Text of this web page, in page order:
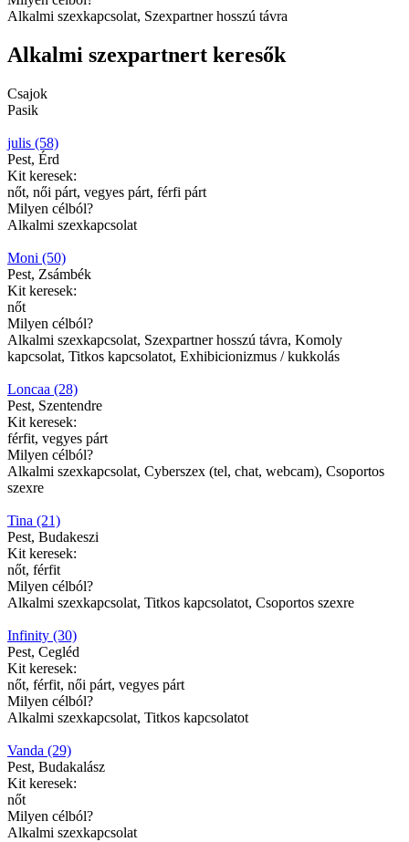
Alkalmi szexkapcsolat, Szexpartner hosszú távra
Alkalmi szexpartnert keresők
Csajok
Pasik
julis (58)
Pest, Érd
Kit keresek:
nőt, női párt, vegyes párt, férfi párt
Milyen célból?
Alkalmi szexkapcsolat
Moni (50)
Pest, Zsámbék
Kit keresek:
nőt
Milyen célból?
Alkalmi szexkapcsolat, Szexpartner hosszú távra, Komoly
kapcsolat, Titkos kapcsolatot, Exhibicionizmus / kukkolás
Loncaa (28)
Pest, Szentendre
Kit keresek:
férfit, vegyes párt
Milyen célból?
Alkalmi szexkapcsolat, Cyberszex (tel, chat, webcam), Csoportos
szexre
Tina (21)
Pest, Budakeszi
Kit keresek:
nőt, férfit
Milyen célból?
Alkalmi szexkapcsolat, Titkos kapcsolatot, Csoportos szexre
Infinity (30)
Pest, Cegléd
Kit keresek:
nőt, férfit, női párt, vegyes párt
Milyen célból?
Alkalmi szexkapcsolat, Titkos kapcsolatot
Vanda (29)
Pest, Budakalász
Kit keresek:
nőt
Milyen célból?
Alkalmi szexkapcsolat